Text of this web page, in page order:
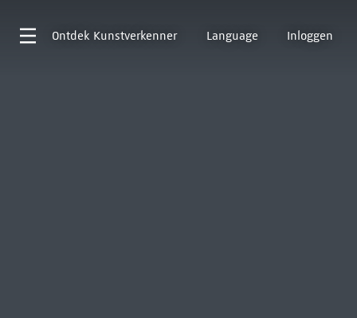
Ontdek Kunstverkenner Language Inloggen